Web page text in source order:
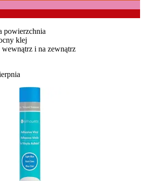
powierzchnia
klej
i na zewnątrz